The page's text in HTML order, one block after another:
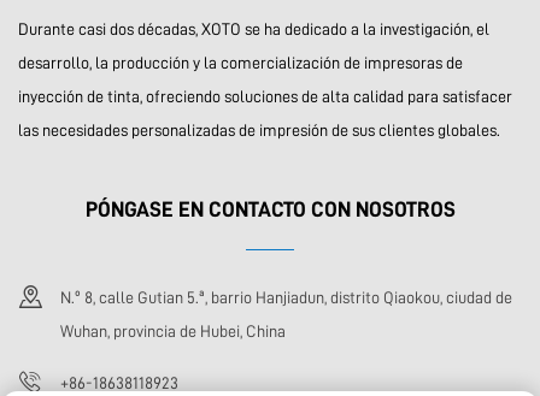
Durante casi dos décadas, XOTO se ha dedicado a la investigación, el
desarrollo, la producción y la comercialización de impresoras de
inyección de tinta, ofreciendo soluciones de alta calidad para satisfacer
las necesidades personalizadas de impresión de sus clientes globales.
PÓNGASE EN CONTACTO CON NOSOTROS
N.º 8, calle Gutian 5.ª, barrio Hanjiadun, distrito Qiaokou, ciudad de
Wuhan, provincia de Hubei, China
+86-18638118923